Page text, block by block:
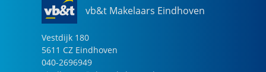
vb&t Makelaars Eindhoven
Vestdijk 180
5611 CZ Eindhoven
040-2696949